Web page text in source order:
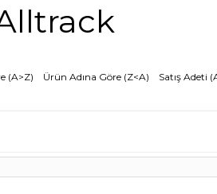
(A>Z) Ürün Adına Göre (Z<A) Satış Adeti